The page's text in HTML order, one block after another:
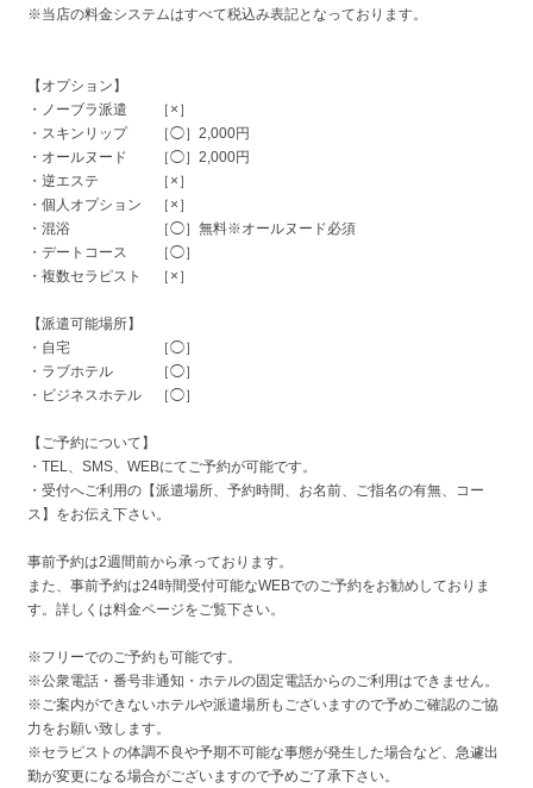
※当店の料金システムはすべて税込み表記となっております。
【オプション】
・ノーブラ派遣 ［×］
・スキンリップ ［◯］2,000円
・オールヌード ［◯］2,000円
・逆エステ ［×］
・個人オプション ［×］
・混浴 ［◯］無料※オールヌード必須
・デートコース ［◯］
・複数セラピスト ［×］
【派遣可能場所】
・自宅 ［◯］
・ラブホテル ［◯］
・ビジネスホテル ［◯］
【ご予約について】
・TEL、SMS、WEBにてご予約が可能です。
・受付へご利用の【派遣場所、予約時間、お名前、ご指名の有無、コー
ス】をお伝え下さい。
事前予約は2週間前から承っております。
また、事前予約は24時間受付可能なWEBでのご予約をお勧めしておりま
す。詳しくは料金ページをご覧下さい。
※フリーでのご予約も可能です。
※公衆電話・番号非通知・ホテルの固定電話からのご利用はできません。
※ご案内ができないホテルや派遣場所もございますので予めご確認のご協
力をお願い致します。
※セラピストの体調不良や予期不可能な事態が発生した場合など、急遽出
勤が変更になる場合がございますので予めご了承下さい。